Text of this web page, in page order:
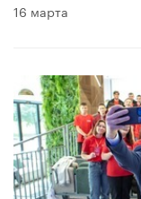
16 марта